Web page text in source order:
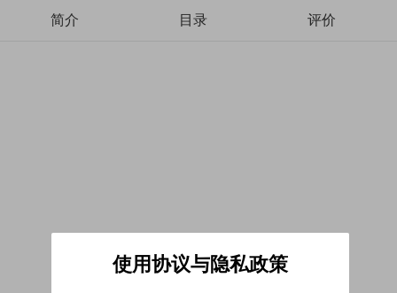
简介 目录 评价
使用协议与隐私政策